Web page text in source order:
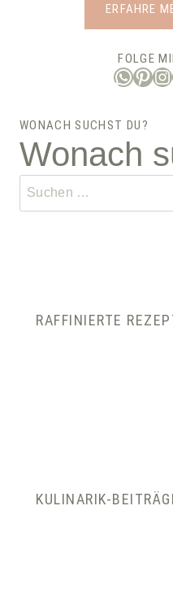
ERFAHRE
FOLGE
WONACH SUCHST DU?
Wonach
Suchen
nach:
RAFFINIERTE
KULINARIK-